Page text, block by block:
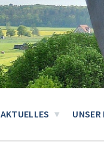
AKTUELLES UNSER